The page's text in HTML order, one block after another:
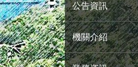
公告資訊
機關介紹